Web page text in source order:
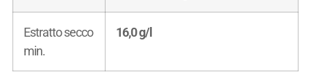
Estratto secco
min.
16,0 g/l